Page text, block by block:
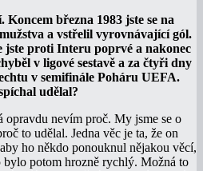
Koncem března 1983 jste se na
a vstřelil vyrovnávající gól.
jste proti Interu poprvé a nakonec
v ligové sestavě a za čtyři dny
v semifinále Poháru UEFA.
udělal?
opravdu nevím proč. My jsme se o
to udělal. Jedna věc je ta, že on
ho někdo ponouknul nějakou věcí,
potom hrozně rychlý. Možná to